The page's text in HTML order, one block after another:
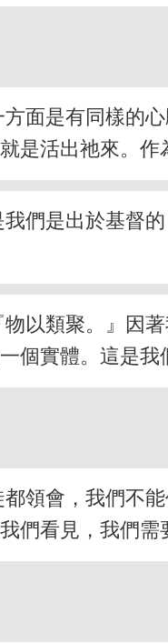
面是有同樣的
是活出祂來。作
們是出於基督
以類聚。』因
個實體。這是我
領會，我們不
們看見，我們需